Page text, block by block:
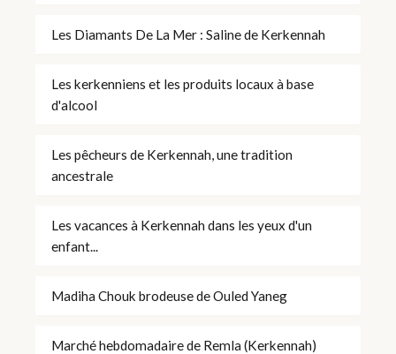
Les Diamants De La Mer : Saline de Kerkennah
Les kerkenniens et les produits locaux à base
d'alcool
Les pêcheurs de Kerkennah, une tradition
ancestrale
Les vacances à Kerkennah dans les yeux d'un
enfant...
Madiha Chouk brodeuse de Ouled Yaneg
Marché hebdomadaire de Remla (Kerkennah)